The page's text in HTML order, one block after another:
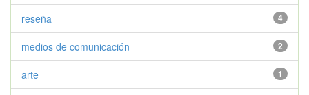
4
reseña
2
medios de comunicación
1
arte